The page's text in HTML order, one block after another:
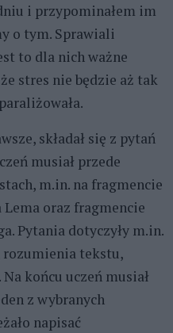
i przypominałem im
o tym. Sprawiali
to dla nich ważne
stres nie będzie aż tak
składał się z pytań
musiał przede
m.in. na fragmencie
Lema oraz fragmencie
Pytania dotyczyły m.in.
tekstu,
końcu uczeń musiał
z wybranych
napisać